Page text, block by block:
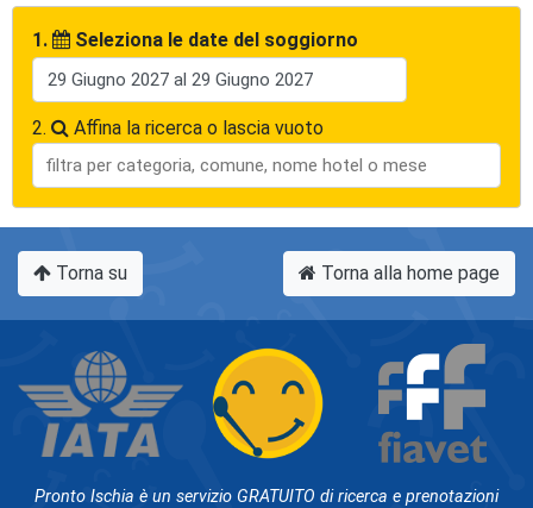
1. Seleziona le date del soggiorno
2. Affina la ricerca o lascia vuoto
Torna su Torna alla home page
Pronto Ischia è un servizio GRATUITO di ricerca e prenotazioni